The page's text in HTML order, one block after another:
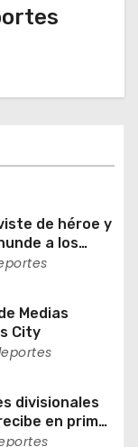
de héroe y
a los
York en doce
Medias
City
divisionales
en primer
de